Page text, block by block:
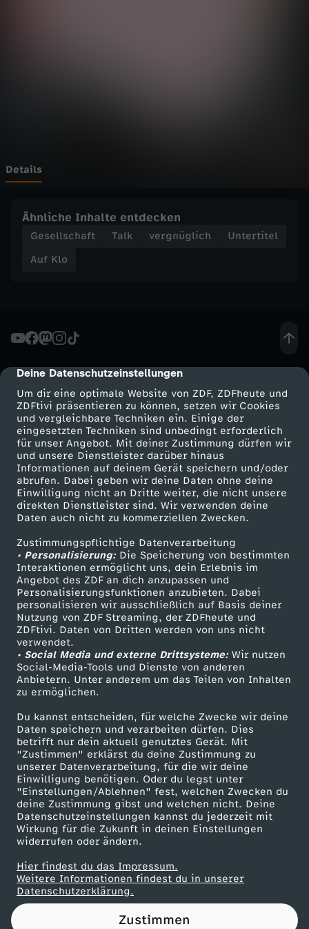
cmp-dialog-description
Deine Datenschutzeinstellungen
Um dir eine optimale Website von ZDF, ZDFheute und
ZDFtivi präsentieren zu können, setzen wir Cookies
und vergleichbare Techniken ein. Einige der
eingesetzten Techniken sind unbedingt erforderlich
für unser Angebot. Mit deiner Zustimmung dürfen wir
und unsere Dienstleister darüber hinaus
Informationen auf deinem Gerät speichern und/oder
abrufen. Dabei geben wir deine Daten ohne deine
Einwilligung nicht an Dritte weiter, die nicht unsere
direkten Dienstleister sind. Wir verwenden deine
Daten auch nicht zu kommerziellen Zwecken.
Zustimmungspflichtige Datenverarbeitung
• Personalisierung:Die Speicherung von bestimmten
Interaktionen ermöglicht uns, dein Erlebnis im
Angebot des ZDF an dich anzupassen und
Personalisierungsfunktionen anzubieten. Dabei
personalisieren wir ausschließlich auf Basis deiner
Nutzung von ZDF Streaming, der ZDFheute und
ZDFtivi. Daten von Dritten werden von uns nicht
verwendet.
• Social Media und externe Drittsysteme:Wir nutzen
Social-Media-Tools und Dienste von anderen
Anbietern. Unter anderem um das Teilen von Inhalten
zu ermöglichen.
Du kannst entscheiden, für welche Zwecke wir deine
Daten speichern und verarbeiten dürfen. Dies
betrifft nur dein aktuell genutztes Gerät. Mit
"Zustimmen" erklärst du deine Zustimmung zu
unserer Datenverarbeitung, für die wir deine
Einwilligung benötigen. Oder du legst unter
"Einstellungen/Ablehnen" fest, welchen Zwecken du
deine Zustimmung gibst und welchen nicht. Deine
Datenschutzeinstellungen kannst du jederzeit mit
Wirkung für die Zukunft in deinen Einstellungen
widerrufen oder ändern.
Hier findest du das Impressum.
Weitere Informationen findest du in unserer
Datenschutzerklärung.
Zustimmen
g
m
i
e
h
i
n
d
e
r
u
n
g
:
S
o
i
s
t
e
s
Details
Ähnliche Inhalte entdecken
Gesellschaft Talk vergnüglich
Untertitel
Auf Klo
Mehr ZDF
ZDF-Apps
Smart TV
ZDFtext
Livestreams
Sendungen A-Z
TV-Programm
Service
ZDFmitreden
Kontakt zum ZDF
Tickets
Zuschauerservice
Hilfe
ZDF Unternehmen
Karriere
ZDF goes Schule
Werbefernsehen
Mainzelmännchen
Partner